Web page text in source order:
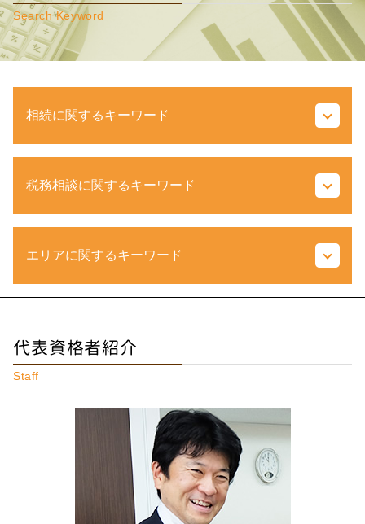
Search Keyword
相続に関するキーワード
相続 期限
特定遺贈 とは
単純承認 とは
相続 生前贈与
遺留分 権利者
相続税 申告期限
準確定申告 とは
相続税 ふるさと納税
登録 免許税 計算
相続税 申告 必要書類
税務相談に関するキーワード
還付申告 とは
税務調査 何年分
節税 対策
売上総利益 とは
控除限度額 とは
青色 申告 決算書 書き方
エリアに関するキーワード
相続税 調布市 税理士
相続 国立市 税理士
不動産相続 埼玉県 税理士
税務相談 府中市 相談
税務相談 府中市 税理士
相続税 埼玉県 税理士
相続税 東京都 税理士
不動産相続 埼玉県 相談
代表資格者紹介
Staff